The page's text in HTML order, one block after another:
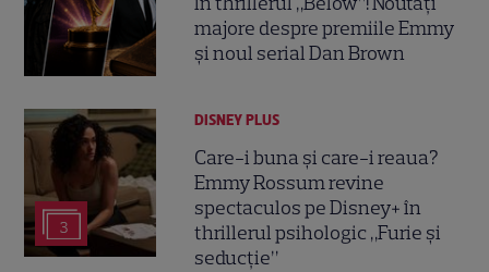
majore despre premiile Emmy
și noul serial Dan Brown
3
DISNEY PLUS
Care-i buna și care-i reaua?
Emmy Rossum revine
spectaculos pe Disney+ în
thrillerul psihologic „Furie și
seducție”